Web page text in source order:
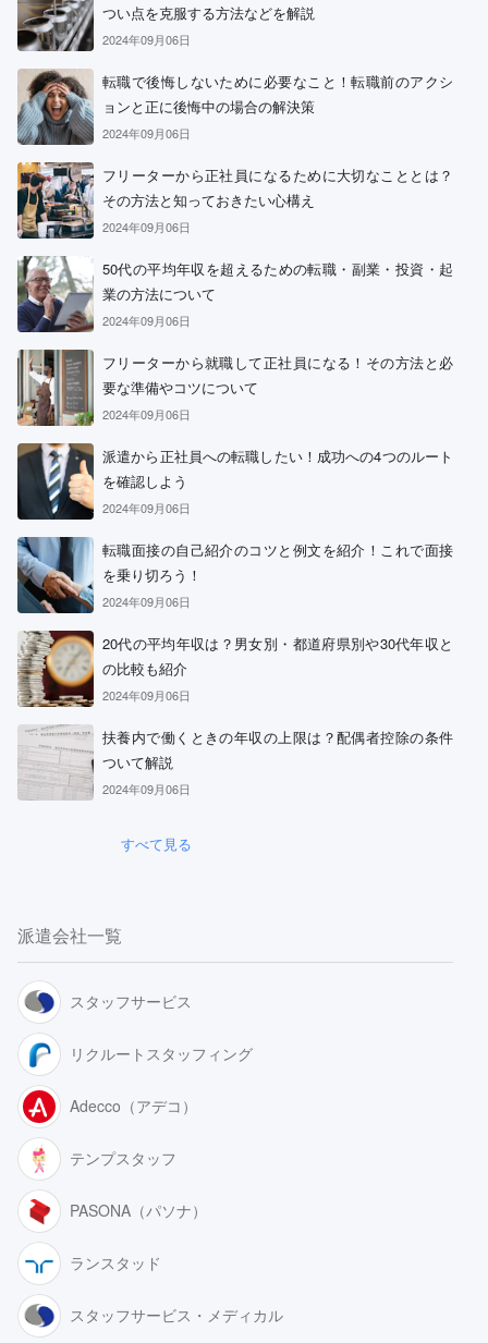
つい点を克服する方法などを解説
2024年09月06日
転職で後悔しないために必要なこと！転職前のアクシ
ョンと正に後悔中の場合の解決策
2024年09月06日
フリーターから正社員になるために大切なこととは？
その方法と知っておきたい心構え
2024年09月06日
50代の平均年収を超えるための転職・副業・投資・起
業の方法について
2024年09月06日
フリーターから就職して正社員になる！その方法と必
要な準備やコツについて
2024年09月06日
派遣から正社員への転職したい！成功への4つのルート
を確認しよう
2024年09月06日
転職面接の自己紹介のコツと例文を紹介！これで面接
を乗り切ろう！
2024年09月06日
20代の平均年収は？男女別・都道府県別や30代年収と
の比較も紹介
2024年09月06日
扶養内で働くときの年収の上限は？配偶者控除の条件
ついて解説
2024年09月06日
すべて見る
派遣会社一覧
スタッフサービス
リクルートスタッフィング
Adecco（アデコ）
テンプスタッフ
PASONA（パソナ）
ランスタッド
スタッフサービス・メディカル